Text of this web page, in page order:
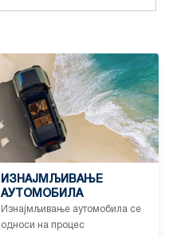
ИЗНАЈМЉИВАЊЕ
АУТОМОБИЛА
Изнајмљивање аутомобила се
односи на процес